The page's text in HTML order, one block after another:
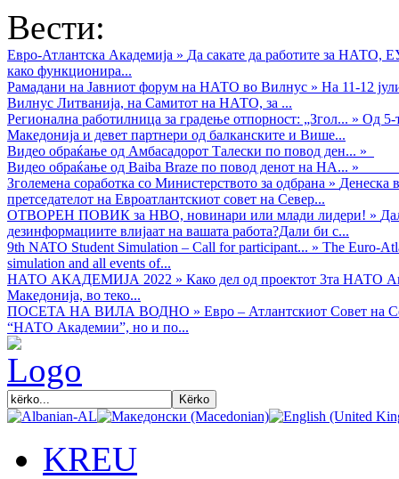
Вести:
Евро-Атлантска Академија » Да сакате да работите за НАТО,
како функционира...
Рамадани на Јавниот форум на НАТО во Вилнус » На 11-12
Вилнус Литванија, на Самитот на НАТО, за ...
Регионална работилница за градење отпорност: „Згол... » Од 5-
Македонија и девет партнери од балканските и Више...
Видео обраќањe од Амбасадорот Талески по повод ден... »
Видео обраќање од Baiba Braze по повод денот на НА... »
Зголемена соработка со Министерството за одбрана » Денеска
претседателот на Евроатлантскиот совет на Север...
ОТВОРЕН ПОВИК за НВО, новинари или млади лидери! »
дезинформациите влијаат на вашата работа?Дали би с...
9th NATO Student Simulation – Call for participant... » The Euro-
simulation and all events of...
НАТО АКАДЕМИЈА 2022 » Како дел од проектот 3та НАТО
Македонија, во теко...
ПОСЕТА НА ВИЛА ВОДНО » Евро – Атлантскиот Совет на
“НАТО Академии”, но и по...
KREU